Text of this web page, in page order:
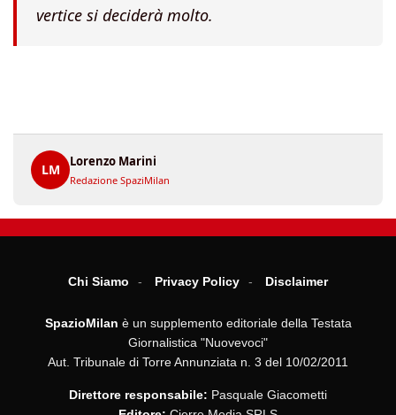
vertice si deciderà molto.
LM
Lorenzo Marini
Redazione SpaziMilan
Chi Siamo Privacy Policy Disclaimer
SpazioMilan è un supplemento editoriale della Testata
Giornalistica "Nuovevoci"
Aut. Tribunale di Torre Annunziata n. 3 del 10/02/2011
Direttore responsabile: Pasquale Giacometti